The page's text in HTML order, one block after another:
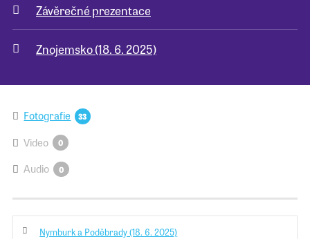
Pro školy
Příběhy našich sousedů
Závěrečné prezentace
Znojemsko (18. 6. 2025)
Fotografie 33
Video 0
Audio 0
Nymburk a Poděbrady (18. 6. 2025)